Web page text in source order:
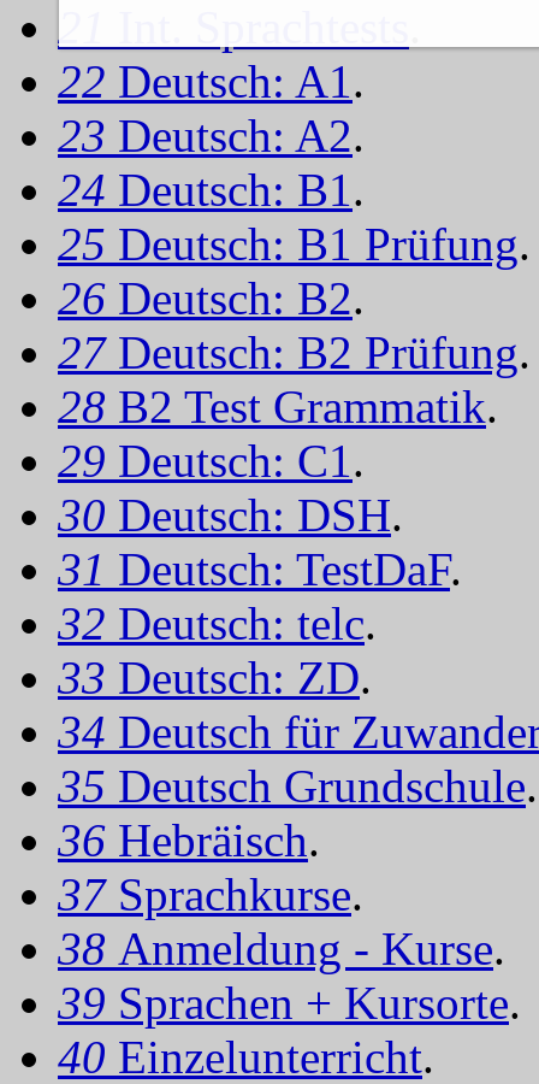
21
22 Deutsch: A1.
23 Deutsch: A2.
24 Deutsch: B1.
25 Deutsch: B1 Prüfung.
26 Deutsch: B2.
27 Deutsch: B2 Prüfung.
28 B2 Test Grammatik.
29 Deutsch: C1.
30 Deutsch: DSH.
31 Deutsch: TestDaF.
32 Deutsch: telc.
33 Deutsch: ZD.
34 Deutsch für
35 Deutsch Grundschule.
36 Hebräisch.
37 Sprachkurse.
38 Anmeldung - Kurse.
39 Sprachen + Kursorte.
40 Einzelunterricht.